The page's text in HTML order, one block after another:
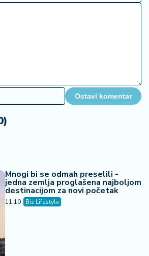
Ostavi komentar
Mnogi bi se odmah preselili -
jedna zemlja proglašena najboljom
destinacijom za novi početak
11:10 Biz Lifestyle